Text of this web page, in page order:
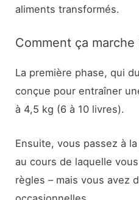
aliments transformés.
Comment ça marche
La première phase, qui
conçue pour entraîner
à 4,5 kg (6 à 10 livres).
Ensuite, vous passez à
au cours de laquelle
règles – mais vous avez